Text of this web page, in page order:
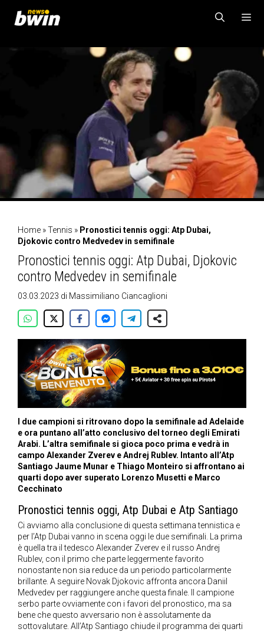
contenuto
MENU
Home »Tennis » Pronostici tennis oggi: Atp Dubai,
Djokovic contro Medvedev in semifinale
Pronostici tennis oggi: Atp Dubai, Djokovic
contro Medvedev in semifinale
03.03.2023 di Massimiliano Ciancaglioni
I due campioni si ritrovano dopo la semifinale ad Adelaide
e ora puntano all’atto conclusivo del torneo degli Emirati
Arabi. L’altra semifinale si gioca poco prima e vedrà in
campo Alexander Zverev e Andrej Rublev. Intanto all’Atp
Santiago Jaume Munar e Thiago Monteiro si affrontano ai
quarti dopo aver superato Lorenzo Musetti e Marco
Cecchinato
Pronostici tennis oggi, Atp Dubai e Atp Santiago
Ci avviamo alla conclusione di questa settimana tennistica e
per l’Atp Dubai vanno in scena oggi le due semifinali. La prima
è quella tra il tedesco Alexander Zverev e il russo Andrej
Rublev, con il primo che parte leggermente favorito
nonostante non sia reduce da un periodo particolarmente
brillante. A seguire Novak Djokovic affronta ancora Daniil
Medvedev per raggiungere anche questa finale. Il campione
serbo parte ovviamente con i favori del pronostico, ma sa
bene che questo avversario non è assolutamente da
sottovalutare. All’Atp Santiago chiude il programma dei quarti